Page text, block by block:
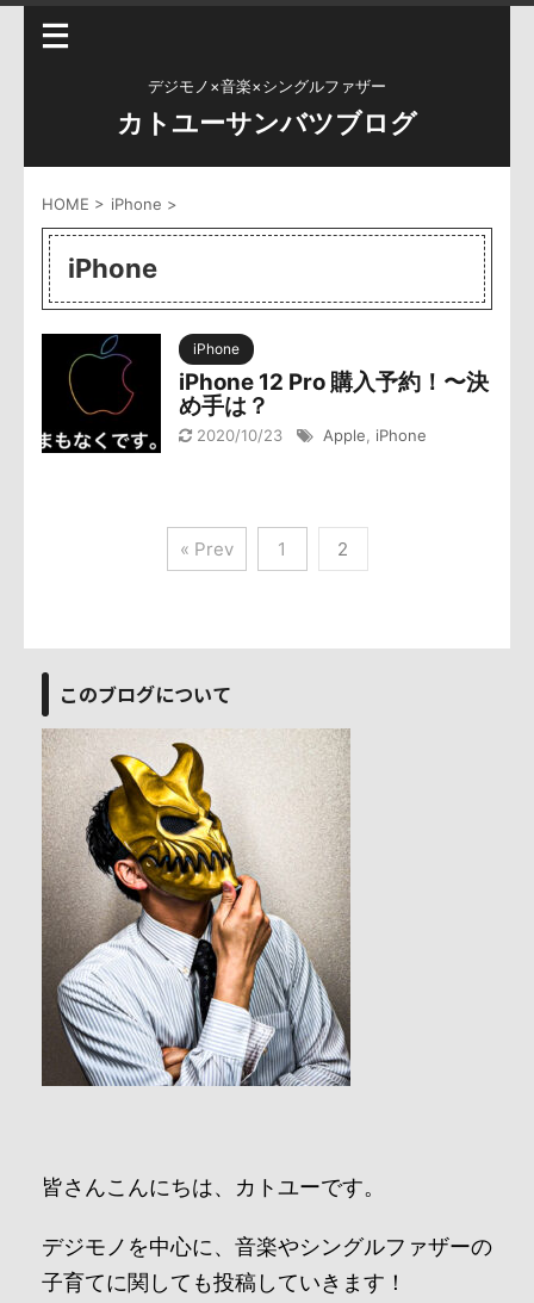
デジモノ×音楽×シングルファザー
カトユーサンバツブログ
HOME > iPhone >
iPhone
iPhone
iPhone 12 Pro 購入予約！〜決
め手は？
2020/10/23 Apple iPhone
« Prev 1 2
このブログについて
皆さんこんにちは、カトユーです。
デジモノを中心に、音楽やシングルファザーの
子育てに関しても投稿していきます！